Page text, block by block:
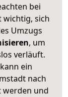
bei
wichtig, sich
Umzugs
, um
verläuft.
ein
nach
und